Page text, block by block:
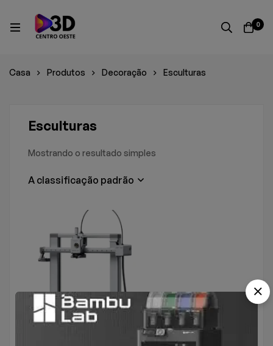
0
Casa Produtos Decoração Esculturas
Esculturas
Mostrando o resultado simples
A classificação padrão